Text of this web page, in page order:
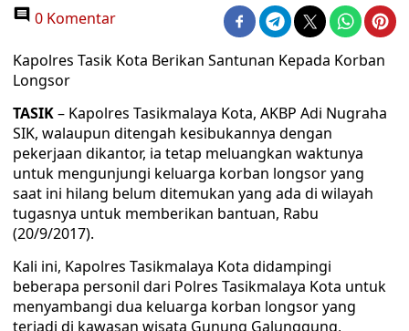
0 Komentar
Kapolres Tasik Kota Berikan Santunan Kepada Korban
Longsor
TASIK– Kapolres Tasikmalaya Kota, AKBP Adi Nugraha
SIK, walaupun ditengah kesibukannya dengan
pekerjaan dikantor, ia tetap meluangkan waktunya
untuk mengunjungi keluarga korban longsor yang
saat ini hilang belum ditemukan yang ada di wilayah
tugasnya untuk memberikan bantuan, Rabu
(20/9/2017).
Kali ini, Kapolres Tasikmalaya Kota didampingi
beberapa personil dari Polres Tasikmalaya Kota untuk
menyambangi dua keluarga korban longsor yang
terjadi di kawasan wisata Gunung Galunggung,